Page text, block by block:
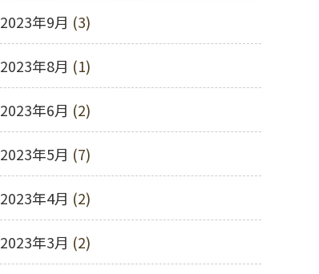
2023年9月 (3)
2023年8月 (1)
2023年6月 (2)
2023年5月 (7)
2023年4月 (2)
2023年3月 (2)